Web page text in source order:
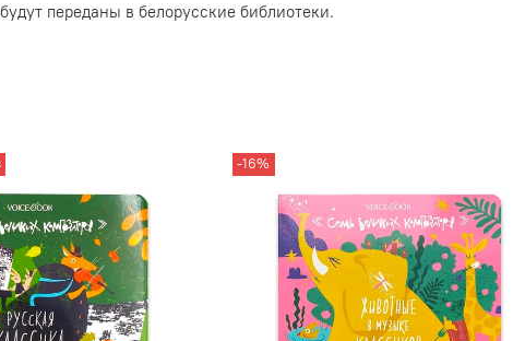
переданы в белорусские библиотеки.
-16%